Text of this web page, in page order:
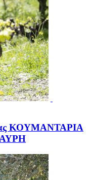
ΚΟΥΜΑΝΤΑΡΙΑ